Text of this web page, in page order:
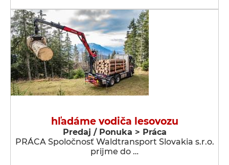
hľadáme vodiča lesovozu
Predaj / Ponuka > Práca
PRÁCA Spoločnosť Waldtransport Slovakia s.r.o.
prijme do …